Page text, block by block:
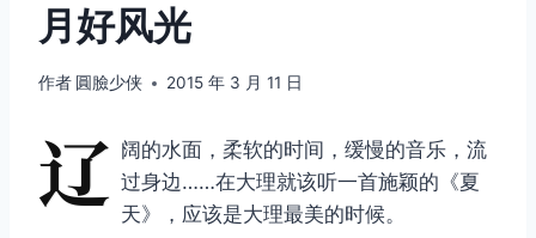
月好风光
作者 圓臉少侠 2015 年 3 月 11 日
辽 阔的水面，柔软的时间，缓慢的音乐，流
过身边……在大理就该听一首施颖的《夏
天》，应该是大理最美的时候。